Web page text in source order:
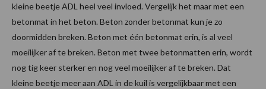
kleine beetje ADL heel veel invloed. Vergelijk het maar met een
betonmat in het beton. Beton zonder betonmat kun je zo
doormidden breken. Beton met één betonmat erin, is al veel
moeilijker af te breken. Beton met twee betonmatten erin, wordt
nog tig keer sterker en nog veel moeilijker af te breken. Dat
kleine beetje meer aan ADL in de kuil is vergelijkbaar met een